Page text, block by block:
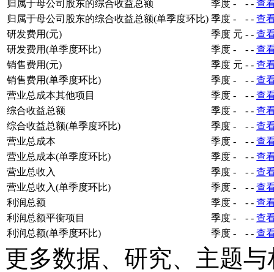
归属于母公司股东的综合收益总额
季度 - - - 查
归属于母公司股东的综合收益总额(单季度环比) 季度 - - - 查
研发费用(元)
季度 元 - - 查
研发费用(单季度环比)
季度 - - - 查
销售费用(元)
季度 元 - - 查
销售费用(单季度环比)
季度 - - - 查
营业总成本其他项目
季度 - - - 查
综合收益总额
季度 - - - 查
综合收益总额(单季度环比)
季度 - - - 查
营业总成本
季度 - - - 查
营业总成本(单季度环比)
季度 - - - 查
营业总收入
季度 - - - 查
营业总收入(单季度环比)
季度 - - - 查
利润总额
季度 - - - 查
利润总额平衡项目
季度 - - - 查
利润总额(单季度环比)
季度 - - - 查
更多数据、研究、主题